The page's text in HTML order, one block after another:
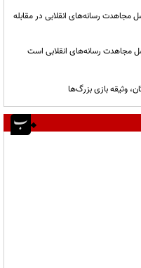
رسانه‌های انقلابی در مقابله
مجاهدت رسانه‌های انقلابی است
وثیقه بازی بزرگ‌ها